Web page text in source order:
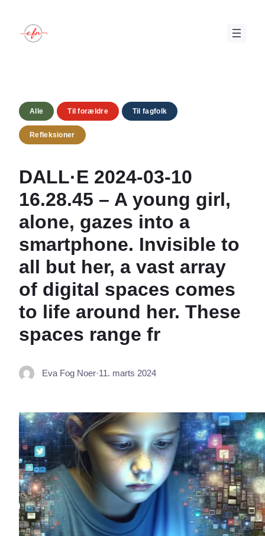
indhold
Alle Til forældre Til fagfolk
Refleksioner
DALL·E 2024-03-10
16.28.45 – A young girl,
alone, gazes into a
smartphone. Invisible to
all but her, a vast array
of digital spaces comes
to life around her. These
spaces range fr
Eva Fog Noer·11. marts 2024